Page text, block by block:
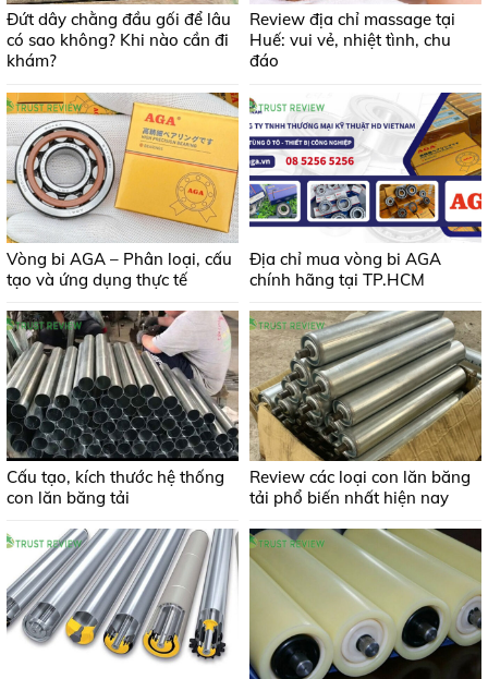
Đứt dây chằng đầu gối để lâu
có sao không? Khi nào cần đi
khám?
Review địa chỉ massage tại
Huế: vui vẻ, nhiệt tình, chu
đáo
Vòng bi AGA – Phân loại, cấu
tạo và ứng dụng thực tế
Địa chỉ mua vòng bi AGA
chính hãng tại TP.HCM
Cấu tạo, kích thước hệ thống
con lăn băng tải
Review các loại con lăn băng
tải phổ biến nhất hiện nay